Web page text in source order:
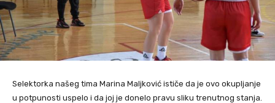
Selektorka našeg tima Marina Maljković ističe da je ovo okupljanje
u potpunosti uspelo i da joj je donelo pravu sliku trenutnog stanja.